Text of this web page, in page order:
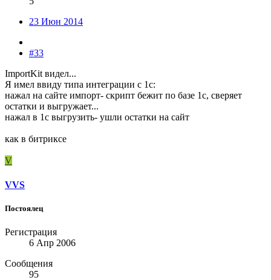
23 Июн 2014
#33
ImportKit видел...
Я имел ввиду типа интеграции с 1с:
нажал на сайте импорт- скрипт бежит по базе 1с, сверяет
остатки и выгружает...
нажал в 1с выгрузить- ушли остатки на сайт
как в битриксе
V
VVS
Постоялец
Регистрация
6 Апр 2006
Сообщения
95